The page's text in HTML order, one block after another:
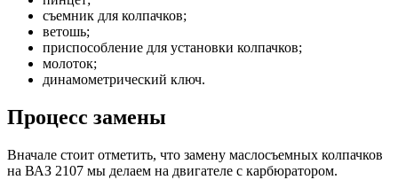
съемник для колпачков;
ветошь;
приспособление для установки колпачков;
молоток;
динамометрический ключ.
Процесс замены
Вначале стоит отметить, что замену маслосъемных колпачков
на ВАЗ 2107 мы делаем на двигателе с карбюратором.